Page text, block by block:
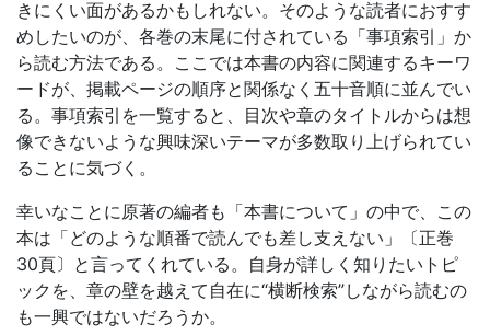
きにくい面があるかもしれない。そのような読者におすす
めしたいのが、各巻の末尾に付されている「事項索引」か
ら読む方法である。ここでは本書の内容に関連するキーワ
ードが、掲載ページの順序と関係なく五十音順に並んでい
る。事項索引を一覧すると、目次や章のタイトルからは想
像できないような興味深いテーマが多数取り上げられてい
ることに気づく。
幸いなことに原著の編者も「本書について」の中で、この
本は「どのような順番で読んでも差し支えない」〔正巻
30頁〕と言ってくれている。自身が詳しく知りたいトピ
ックを、章の壁を越えて自在に“横断検索”しながら読むの
も一興ではないだろうか。